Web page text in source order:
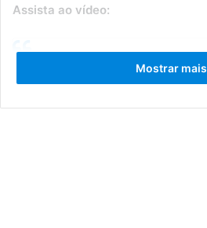
Assista ao vídeo:
Mostrar mais